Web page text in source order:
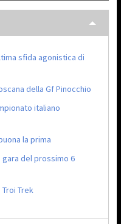
sfida agonistica di
della Gf Pinocchio
italiano
la prima
del prossimo 6
Trek